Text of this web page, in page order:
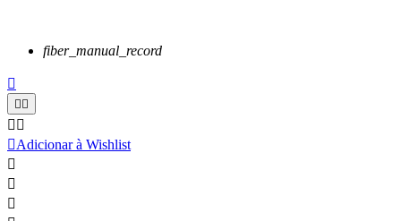
fiber_manual_record

 
 
Adicionar à Wishlist


